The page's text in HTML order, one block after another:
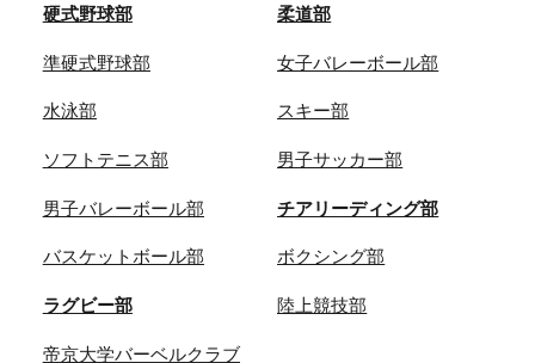
硬式野球部 柔道部
準硬式野球部 女子バレーボール部
水泳部 スキー部
ソフトテニス部 男子サッカー部
男子バレーボール部 チアリーディング部
バスケットボール部 ボクシング部
ラグビー部 陸上競技部
帝京大学バーベルクラブ